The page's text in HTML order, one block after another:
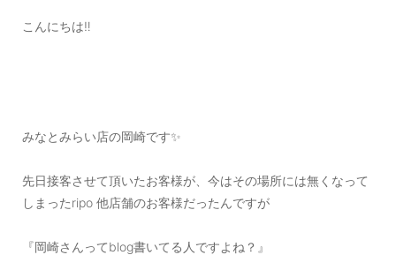
LADIES : レディース
TOPS : トップス
OUTLET : アウトレット
こんにちは‼️
みなとみらい店の岡崎です✨
先日接客させて頂いたお客様が、今はその場所には無くなって
しまったripo 他店舗のお客様だったんですが
『岡崎さんってblog書いてる人ですよね？』